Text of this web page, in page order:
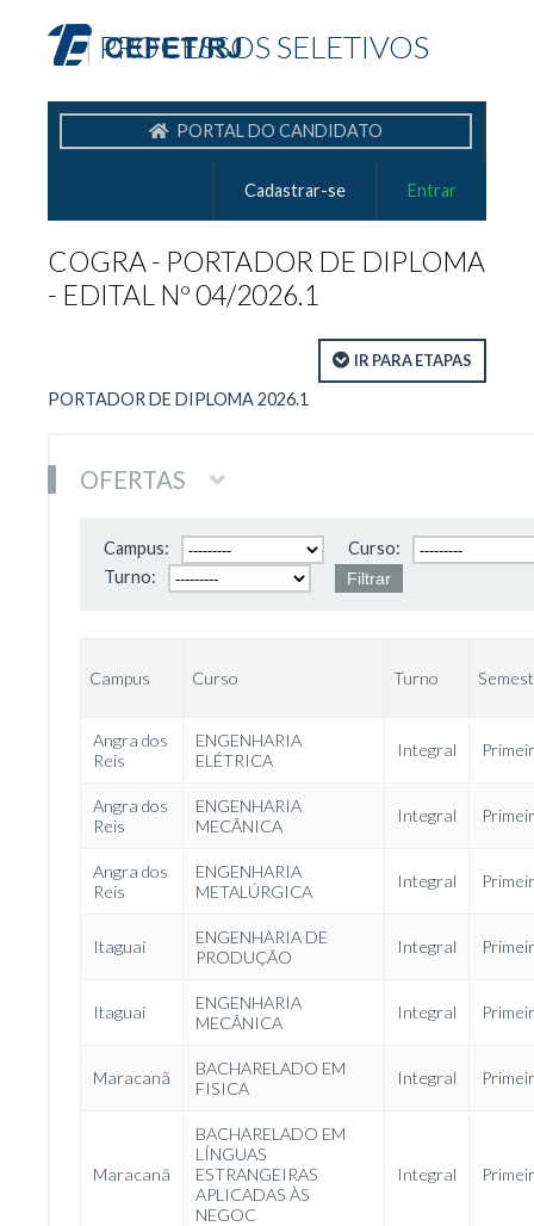
| PROCESSOS SELETIVOS
PORTAL DO CANDIDATO
Entrar
Cadastrar-se
COGRA - PORTADOR DE DIPLOMA
- EDITAL Nº 04/2026.1
IR PARA ETAPAS
PORTADOR DE DIPLOMA 2026.1
OFERTAS
Campus:
Curso:
Turno:
Campus Curso Turno
Angra dos
Reis
ENGENHARIA
ELÉTRICA
Integral
Angra dos
Reis
ENGENHARIA
MECÂNICA
Integral
Angra dos
Reis
ENGENHARIA
METALÚRGICA
Integral
Itaguaí
ENGENHARIA DE
PRODUÇÃO
Integral
Itaguaí
ENGENHARIA
MECÂNICA
Integral
Maracanã
BACHARELADO EM
FISICA
Integral
Maracanã
BACHARELADO EM
LÍNGUAS
ESTRANGEIRAS
APLICADAS ÀS
NEGOC
Integral